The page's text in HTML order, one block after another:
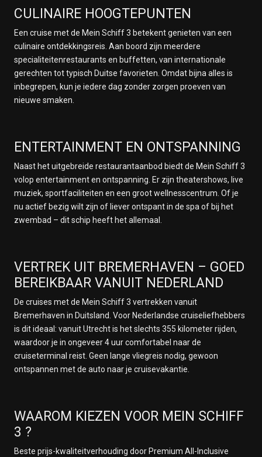
CULINAIRE HOOGTEPUNTEN
Een cruise met de Mein Schiff 3 betekent genieten van een
culinaire ontdekkingsreis. Aan boord zijn meerdere
specialiteitenrestaurants en buffetten, van internationale
gerechten tot typisch Duitse favorieten. Omdat bijna alles is
inbegrepen, kun je iedere dag zonder zorgen proeven van
nieuwe smaken.
ENTERTAINMENT EN ONTSPANNING
Naast het uitgebreide restaurantaanbod biedt de Mein Schiff 3
volop entertainment en ontspanning. Er zijn theatershows, live
muziek, sportfaciliteiten en een groot wellnesscentrum. Of je
nu actief bezig wilt zijn of liever ontspant in de spa of bij het
zwembad – dit schip heeft het allemaal.
VERTREK UIT BREMERHAVEN – GOED
BEREIKBAAR VANUIT NEDERLAND
De cruises met de Mein Schiff 3 vertrekken vanuit
Bremerhaven in Duitsland. Voor Nederlandse cruiseliefhebbers
is dit ideaal: vanuit Utrecht is het slechts 355 kilometer rijden,
waardoor je in ongeveer 4 uur comfortabel naar de
cruiseterminal reist. Geen lange vliegreis nodig, gewoon
ontspannen met de auto naar je cruisevakantie.
WAAROM KIEZEN VOOR MEIN SCHIFF
3 ?
Beste prijs-kwaliteitverhouding door Premium All-Inclusive